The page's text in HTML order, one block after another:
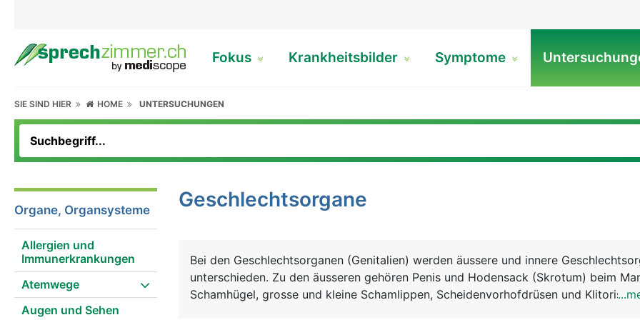
Fokus Krankheitsbilder Symptome
SIE SIND HIER HOME UNTERSUCHUNGEN
Organe, Organsysteme
Allergien und
Immunerkrankungen
Atemwege
Augen und Sehen
Geschlechtsorgane
Bei den Geschlechtsorganen (Genitalien) werden äussere und innere
unterschieden. Zu den äusseren gehören Penis und Hodensack (Skrotum) beim
Schamhügel, grosse und kleine Schamlippen, Scheidenvorhofdrüsen und Klitoris